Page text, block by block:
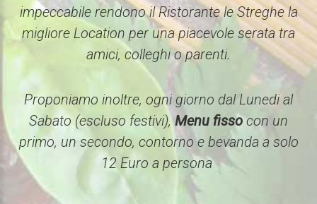
impeccabile rendono il Ristorante le Streghe la
migliore Location per una piacevole serata tra
amici, colleghi o parenti.
Proponiamo inoltre, ogni giorno dal Lunedi al
Sabato (escluso festivi),Menu fissocon un
primo, un secondo, contorno e bevanda a solo
12 Euro a persona